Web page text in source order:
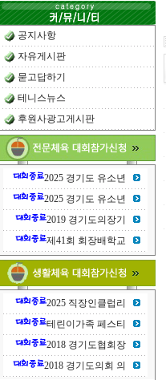
공지사항
자유게시판
묻고답하기
테니스뉴스
후원사광고게시판
2025 경기도 유소년
2025 경기도 유소년
2019 경기도의장기
제41회 회장배학교
2025 직장인클럽리
테린이가족 페스티
2018 경기도협회장
2018 경기도의회 의